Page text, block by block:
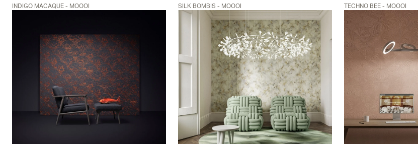
INDIGO MACAQUE - MOOOI SILK BOMBIS - MOOOI TECHNO BEE - MOOOI